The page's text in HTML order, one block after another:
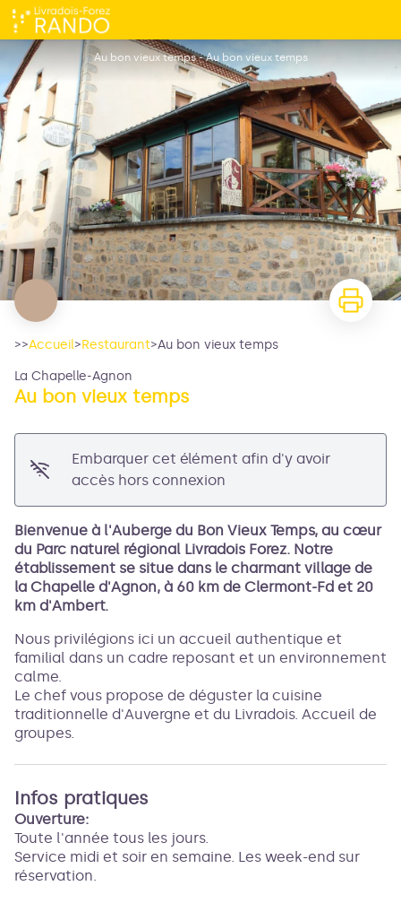
Au bon vieux temps
Au bon vieux temps - Au bon vieux temps
>>Accueil>Restaurant>Au bon vieux temps
La Chapelle-Agnon
Au bon vieux temps
Embarquer cet élément afin d'y avoir
accès hors connexion
Bienvenue à l'Auberge du Bon Vieux Temps, au cœur
du Parc naturel régional Livradois Forez. Notre
établissement se situe dans le charmant village de
la Chapelle d'Agnon, à 60 km de Clermont-Fd et 20
km d'Ambert.
Nous privilégions ici un accueil authentique et
familial dans un cadre reposant et un environnement
calme.
Le chef vous propose de déguster la cuisine
traditionnelle d'Auvergne et du Livradois. Accueil de
groupes.
Infos pratiques
Ouverture:
Toute l'année tous les jours.
Service midi et soir en semaine. Les week-end sur
réservation.